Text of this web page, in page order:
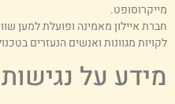
איילון מאמינה ופועלת למען
מגוונות ואנשים הנעזרים
על